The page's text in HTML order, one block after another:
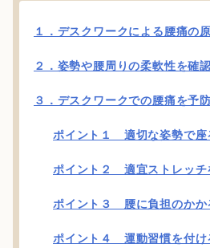
１．デスクワークによる腰痛の
２．姿勢や腰周りの柔軟性を確
３．デスクワークでの腰痛を予
ポイント１ 適切な姿勢で座
ポイント２ 適宜ストレッチ
ポイント３ 腰に負担のかか
ポイント４ 運動習慣を付け